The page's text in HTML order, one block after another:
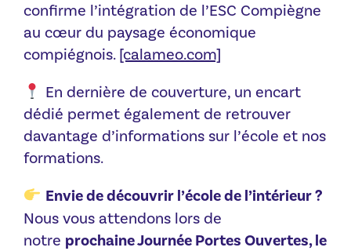
confirme l’intégration de l’ESC Compiègne
au cœur du paysage économique
compiégnois. [calameo.com]
En dernière de couverture, un encart
dédié permet également de retrouver
davantage d’informations sur l’école et nos
formations.
Envie de découvrir l’école de l’intérieur ?
Nous vous attendons lors de
notre prochaine Journée Portes Ouvertes, le